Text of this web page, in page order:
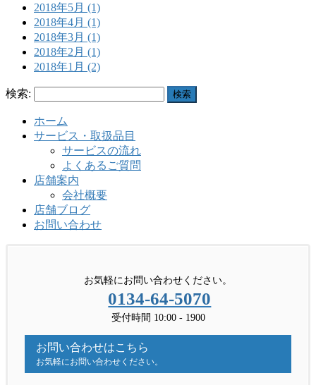
2018年5月 (1)
2018年4月 (1)
2018年3月 (1)
2018年2月 (1)
2018年1月 (2)
検索:
ホーム
サービス・取扱品目
サービスの流れ
よくあるご質問
店舗案内
会社概要
店舗ブログ
お問い合わせ
お気軽にお問い合わせください。
0134-64-5070
受付時間 10:00 - 1900
お問い合わせはこちら
お気軽にお問い合わせください。